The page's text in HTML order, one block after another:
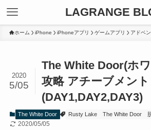
LAGRANGE
ホーム iPhone iPhoneアプリ ゲームアプリ アドベ
The White Door(ホワ
攻略 アチーブメント
(DAY1,DAY2,DAY3)
2020
5/05
The White Door Rusty Lake The White Door
2020/05/05